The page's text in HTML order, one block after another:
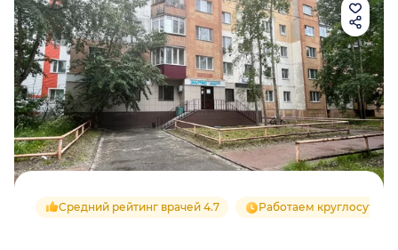
Средний рейтинг врачей 4.7 Работаем